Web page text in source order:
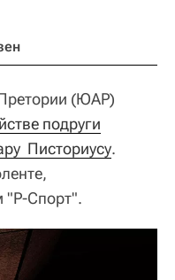
(ЮАР)
подруги
Писториусу.
"Р-Спорт".